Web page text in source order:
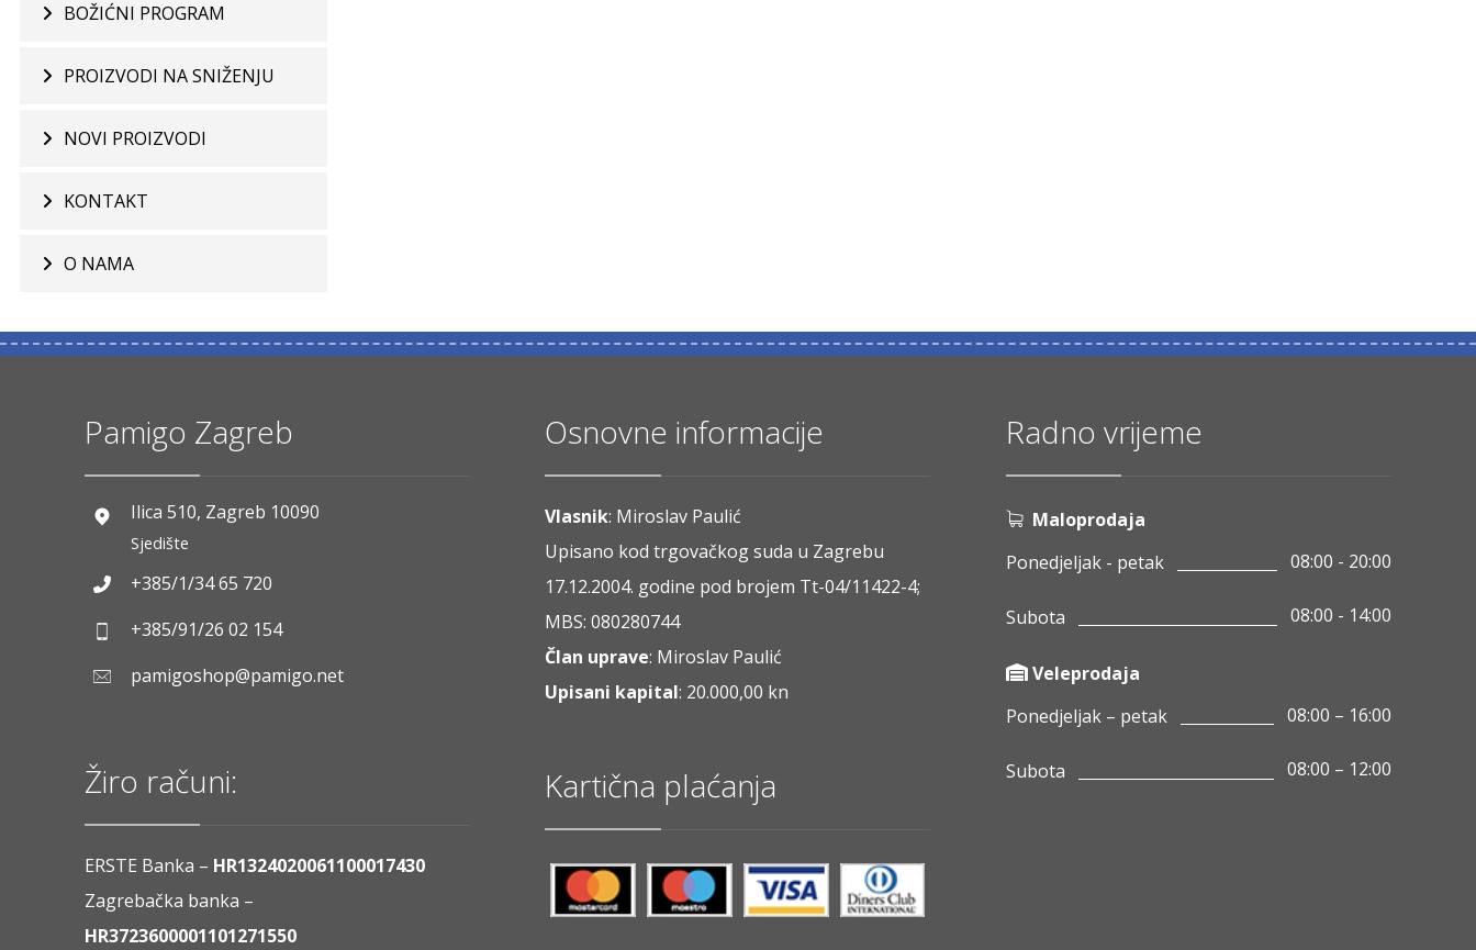
BOŽIĆNI PROGRAM
PROIZVODI NA SNIŽENJU
NOVI PROIZVODI
KONTAKT
O NAMA
Pamigo Zagreb
Ilica 510, Zagreb 10090
Sjedište
+385/1/34 65 720
+385/91/26 02 154
pamigoshop@pamigo.net
Žiro računi:
ERSTE Banka – HR1324020061100017430
Zagrebačka banka –
HR3723600001101271550
Osnovne informacije
Vlasnik: Miroslav Paulić
Upisano kod trgovačkog suda u Zagrebu
17.12.2004. godine pod brojem Tt-04/11422-4;
MBS: 080280744
Član uprave: Miroslav Paulić
Upisani kapital: 20.000,00 kn
Kartična plaćanja
Radno vrijeme
Maloprodaja
Ponedjeljak - petak
08:00 - 20:00
Subota 08:00 - 14:00
Veleprodaja
Ponedjeljak – petak
08:00 – 16:00
Subota 08:00 – 12:00